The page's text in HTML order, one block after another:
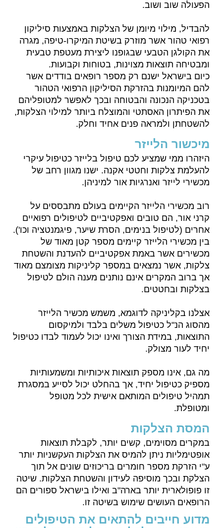
הפעולה שוב ושוב.
להבדיל, מילוי מיומן של הצלקות באמצעות סיליקון
רפואי טהור אשר מוזרק בשיטת המיקרו-טיפה, מגרה
את הקולגן הטבעי שבגופנו ליצירת מעטפת טבעית
ומבטיחה תוצאות מצוינות, בטוחות וקבועות.
כיום בישראל ישנם רק מספר רופאים בודדים אשר
להם המיומנות בהזרקת הסיליקון הרפואי הטהור
בטכניקה הנכונה והבטוחה ובכך לאפשר למטופליהם
את הפיתרון האסתטי והמוצלח ביותר למילוי הצלקות,
להשטחתן ולמראה פנים אחיד וחלק.
מיכשור הלייזר
היזהרו ממי שמציע לכם טיפול בלייזר כטיפול עיקרי
להעלמת צלקות וחטטי אקנה. ישנו מגוון רחב של
מכשירי לייזר ואנרגיות אור למיניהן.
רוב מכשירי הלייזר הקיימים בעולם מתבססים על
קרני אור, הם טובים ואפקטיביים לטיפולים רפואיים
אחרים (לטיפול בנימים, הסרת שיער, פיגמנטציה וכו').
בין מכשירי הלייזר קיימים מספר קטן מאוד של
מכשירים אשר באמת אפקטיביים להעדנת והשטחת
צלקות, אשר נמצאים במספר קליניקות מצומצם מאוד
אך ברוב המקרים אינם נותנים מענה הולם לטיפול
בצלקות ובחטטים.
אצלנו בקליניקה לדוגמא, משמש מכשיר הלייזר
מהסוג הנ"ל כטיפול משלים בלבד ולמיקסום
התוצאות, במידת הצורך ואינו יכול לעמוד לבדו כטיפול
יחיד לעור מצולק.
מה גם, אינו מספק תוצאות איכותיות ומשמעותיות
מספיק כטיפול יחיד, אך בהחלט יכול לסייע במסגרת
תמהיל טיפולים המותאם אישית לכל מטופל
ומטופלת.
המסת הצלקות
במקרים מסוימים, קשים יותר, לקבלת תוצאות
אופטימליות ניתן להמיס את הצלקות העקשניות יותר
ע"י הזרקת מספר חומרים בריכוזים שונים אל תוך
הצלקת ובכך מוסיפה לעידון והשטחת הצלקות. שיטה
זו פופולארית יותר בארה"ב ואילו בישראל ספורים הם
הרופאים העושים שימוש בשיטה זו.
מדוע חייבים להתאים את הטיפולים